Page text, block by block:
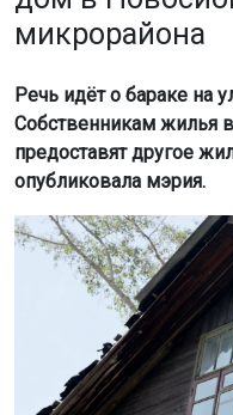
микрорайона
Речь идёт о бараке на
Собственникам жилья
предоставят другое
опубликовала мэрия.